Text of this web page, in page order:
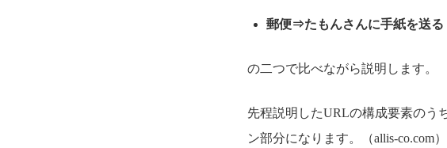
郵便⇒たもんさんに手紙を送る
の二つで比べながら説明します。
先程説明したURLの構成要素のう
ン部分になります。（allis-co.com